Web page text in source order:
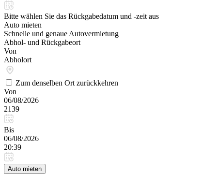
Bitte wählen Sie das Rückgabedatum und -zeit aus
Auto mieten
Schnelle und genaue Autovermietung
Abhol- und Rückgabeort
Von
Abholort
Zum denselben Ort zurückkehren
Von
06/08/2026
2139
Bis
06/08/2026
20:39
Auto mieten